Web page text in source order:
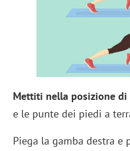
Mettiti nella posizione di
e le punte dei piedi a
Piega la gamba destra